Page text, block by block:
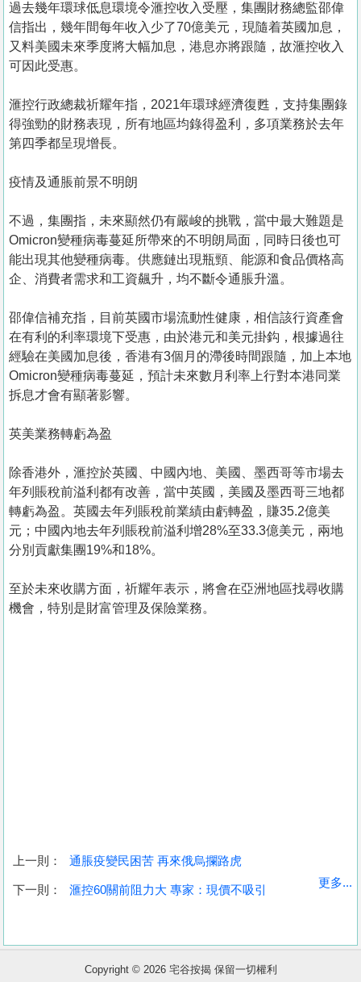
關
於
我
們
收
盤
過去幾年環球低息環境令滙控收入受壓，集團財務總監邵偉
信指出，幾年間每年收入少了70億美元，現隨着英國加息，
又料美國未來季度將大幅加息，港息亦將跟隨，故滙控收入
可因此受惠。
滙控行政總裁祈耀年指，2021年環球經濟復甦，支持集團錄
得強勁的財務表現，所有地區均錄得盈利，多項業務於去年
第四季都呈現增長。
疫情及通脹前景不明朗
不過，集團指，未來顯然仍有嚴峻的挑戰，當中最大難題是
Omicron變種病毒蔓延所帶來的不明朗局面，同時日後也可
能出現其他變種病毒。供應鏈出現瓶頸、能源和食品價格高
企、消費者需求和工資飆升，均不斷令通脹升溫。
邵偉信補充指，目前英國市場流動性健康，相信該行資產會
在有利的利率環境下受惠，由於港元和美元掛鈎，根據過往
經驗在美國加息後，香港有3個月的滯後時間跟隨，加上本地
Omicron變種病毒蔓延，預計未來數月利率上行對本港同業
拆息才會有顯著影響。
英美業務轉虧為盈
除香港外，滙控於英國、中國內地、美國、墨西哥等市場去
年列賬稅前溢利都有改善，當中英國，美國及墨西哥三地都
轉虧為盈。英國去年列賬稅前業績由虧轉盈，賺35.2億美
元；中國內地去年列賬稅前溢利增28%至33.3億美元，兩地
分別貢獻集團19%和18%。
至於未來收購方面，祈耀年表示，將會在亞洲地區找尋收購
機會，特別是財富管理及保險業務。
上一則： 通脹疫變民困苦 再來俄烏攔路虎
下一則： 滙控60關前阻力大 專家：現價不吸引
更多...
Copyright © 2026 宅谷按揭 保留一切權利